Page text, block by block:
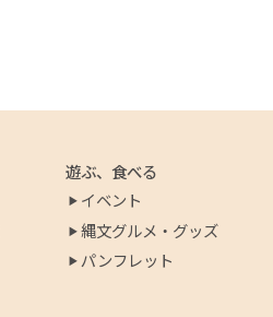
遊ぶ、食べる
イベント
縄文グルメ・グッズ
パンフレット